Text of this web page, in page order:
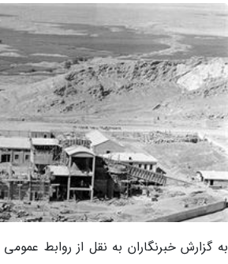
به گزارش خبرنگاران به نقل از روابط